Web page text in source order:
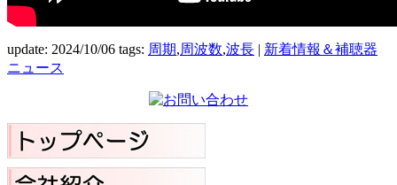
update: 2024/10/06 tags: 周期,周波数,波長 | 新着情報＆補聴器
ニュース